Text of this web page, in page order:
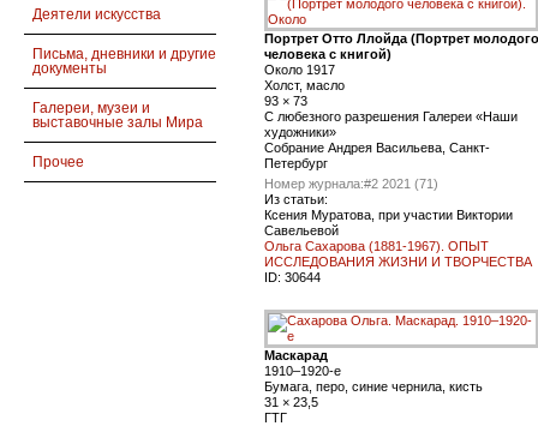
Деятели искусства
Письма, дневники и другие
документы
Галереи, музеи и
выставочные залы Мира
Прочее
Портрет Отто Ллойда (Портрет молодого
человека с книгой)
Около 1917
Холст, масло
93 × 73
С любезного разрешения Галереи «Наши
художники»
Собрание Андрея Васильева, Санкт-
Петербург
Номер журнала:#2 2021 (71)
Из статьи:
Ксения Муратова, при участии Виктории
Савельевой
Ольга Сахарова (1881-1967). ОПЫТ
ИССЛЕДОВАНИЯ ЖИЗНИ И ТВОРЧЕСТВА
ID: 30644
Маскарад
1910–1920-е
Бумага, перо, синие чернила, кисть
31 × 23,5
ГТГ